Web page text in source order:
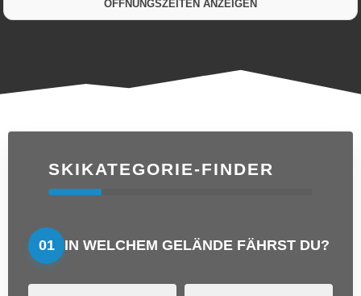
ÖFFNUNGSZEITEN ANZEIGEN
SKIKATEGORIE-FINDER
01 IN WELCHEM GELÄNDE FÄHRST DU?